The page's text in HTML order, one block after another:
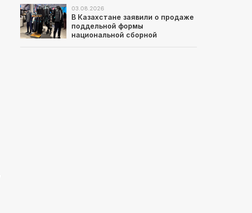
03.08.2026
В Казахстане заявили о продаже
поддельной формы
национальной сборной